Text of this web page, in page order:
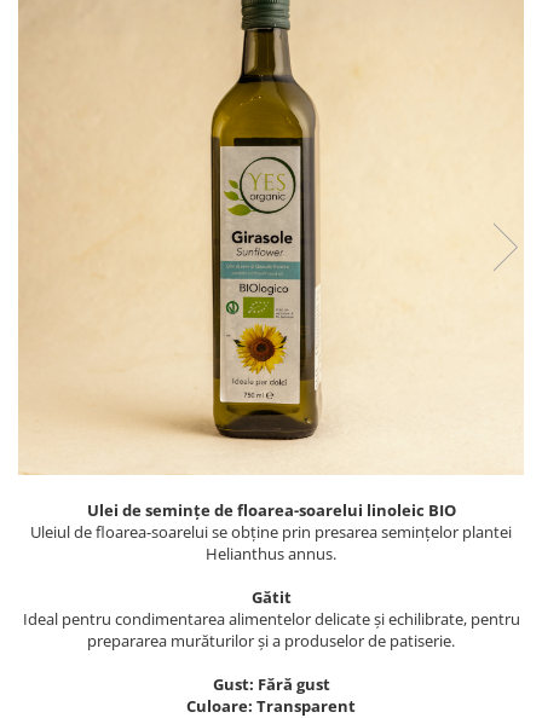
CREME ȘI PASTE TARTINABILE
PRODUSE ECO / ORGANICE
PRODUSE ROMÂNEȘTI
COSMETICE
REMEDII NATURISTE
Ulei de semințe de floarea-soarelui linoleic BIO
Uleiul de floarea-soarelui se obține prin presarea semințelor plantei
Helianthus annus.
Gătit
Ideal pentru condimentarea alimentelor delicate și echilibrate, pentru
prepararea murăturilor și a produselor de patiserie.
Gust: Fără gust
Culoare: Transparent